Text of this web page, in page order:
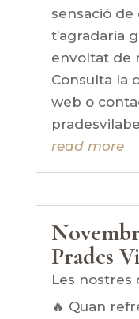
sensació
t’agradaria
envoltat de
Consulta la
web o
read more
Prades
Les nostres
🔥 Quan